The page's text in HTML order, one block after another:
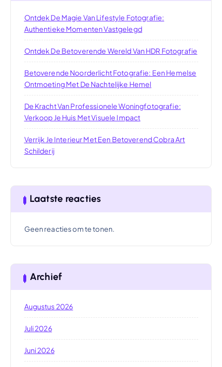
Ontdek De Magie Van Lifestyle Fotografie:
Authentieke Momenten Vastgelegd
Ontdek De Betoverende Wereld Van HDR Fotografie
Betoverende Noorderlicht Fotografie: Een Hemelse
Ontmoeting Met De Nachtelijke Hemel
De Kracht Van Professionele Woningfotografie:
Verkoop Je Huis Met Visuele Impact
Verrijk Je Interieur Met Een Betoverend Cobra Art
Schilderij
Laatste reacties
Geen reacties om te tonen.
Archief
Augustus 2026
Juli 2026
Juni 2026